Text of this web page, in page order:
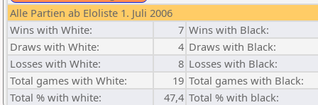
Alle Partien ab Eloliste 1. Juli 2006
Wins with White:
7 Wins with Black:
Draws with White:
4 Draws with Black:
Losses with White:
8 Losses with Black:
Total games with White:
19 Total games with Black:
Total % with white:
47,4 Total % with black: